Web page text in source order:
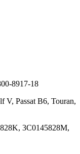
8917-18
Passat B6, Touran,
3C0145828M,